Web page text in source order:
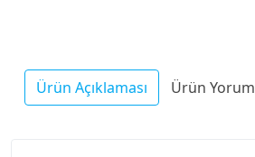
Ürün Açıklaması Ürün